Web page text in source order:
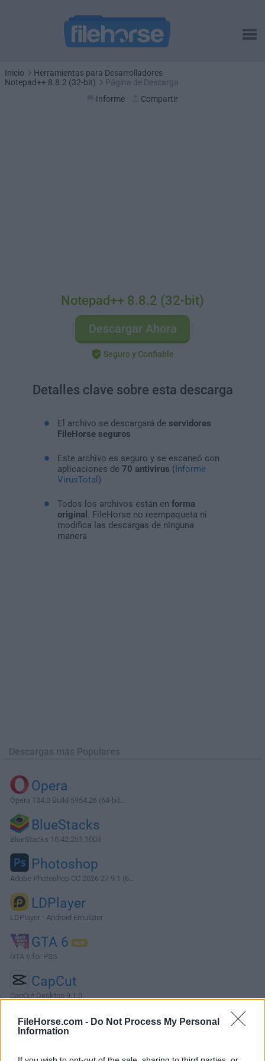
FileHorse.com - Do Not Process My Personal
Information
Inicio
Herramientas para Desarrolladores
Notepad++ 8.8.2 (32-bit)
Página de Descarga
Informe
Compartir
Notepad++ 8.8.2 (32-bit)
Descargar Ahora
Seguro y Confiable
Detalles clave sobre esta descarga
El archivo se descargará de servidores
FileHorse seguros
Este archivo es seguro y se escaneó con
aplicaciones de 70 antivirus (Informe
VirusTotal )
Todos los archivos están en forma
original
. FileHorse no reempaqueta ni
modifica las descargas de ninguna
manera
Descargas más Populares
Opera
Opera 134.0 Build 5954.26 (64-bit...
BlueStacks
BlueStacks 10.42.251.1003
Photoshop
Adobe Photoshop CC 2026 27.9.1 (6...
LDPlayer
LDPlayer - Android Emulator
GTA 6
GTA 6 for PS5
CapCut
CapCut Desktop 9.1.0
Software más Populares »